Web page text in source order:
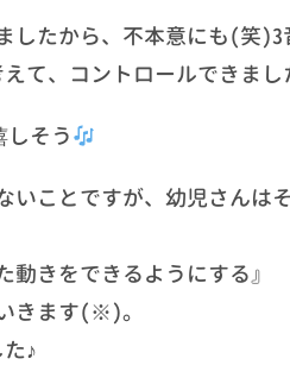
したから、不本意にも(笑)3
て、コントロールできまし
そう
ことですが、幼児さんは
きをできるようにする』
きます(※)。
♪